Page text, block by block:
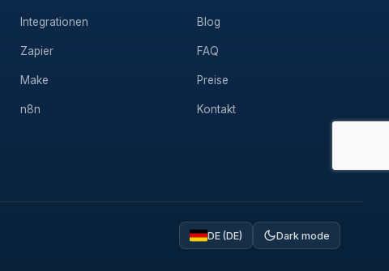
Integrationen
Zapier
Make
n8n
Blog
FAQ
Preise
Kontakt
DE (DE) Dark mode